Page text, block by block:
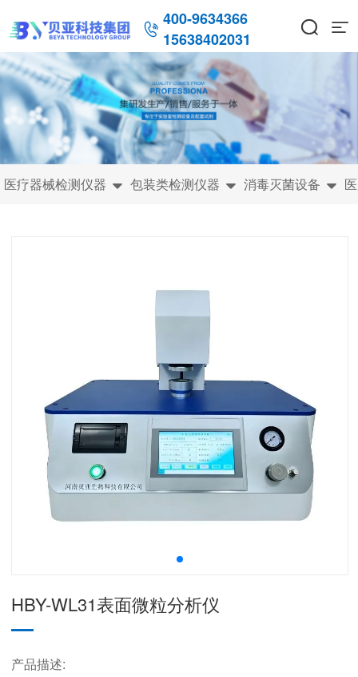
 400-9634366
15638402031
 
医疗器械检测仪器  包装类检测仪器  消毒灭菌设备 
HBY-WL31表面微粒分析仪
产品描述: